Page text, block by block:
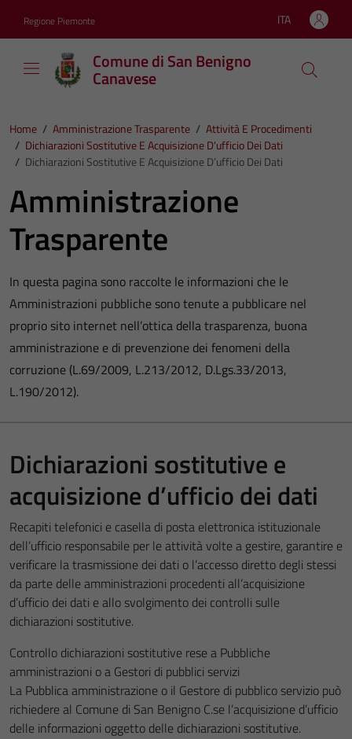
Regione Piemonte Lingua attiva:
ITA
Comune di San Benigno
Canavese
Home / Amministrazione Trasparente / Attività E Procedimenti
/ Dichiarazioni Sostitutive E Acquisizione D'ufficio Dei Dati
/ Dichiarazioni Sostitutive E Acquisizione D’ufficio Dei Dati
Amministrazione
Trasparente
In questa pagina sono raccolte le informazioni che le
Amministrazioni pubbliche sono tenute a pubblicare nel
proprio sito internet nell’ottica della trasparenza, buona
amministrazione e di prevenzione dei fenomeni della
corruzione (L.69/2009, L.213/2012, D.Lgs.33/2013,
L.190/2012).
Dichiarazioni sostitutive e
acquisizione d’ufficio dei dati
Recapiti telefonici e casella di posta elettronica istituzionale
dell’ufficio responsabile per le attività volte a gestire, garantire e
verificare la trasmissione dei dati o l’accesso diretto degli stessi
da parte delle amministrazioni procedenti all’acquisizione
d’ufficio dei dati e allo svolgimento dei controlli sulle
dichiarazioni sostitutive.
Controllo dichiarazioni sostitutive rese a Pubbliche
amministrazioni o a Gestori di pubblici servizi
La Pubblica amministrazione o il Gestore di pubblico servizio può
richiedere al Comune di San Benigno C.se l’acquisizione d’ufficio
delle informazioni oggetto delle dichiarazioni sostitutive.